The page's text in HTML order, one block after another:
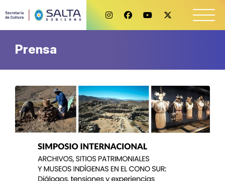
Prensa